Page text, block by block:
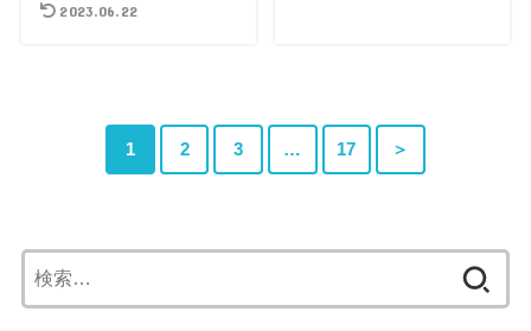
2023.06.22
1 2 3 … 17 ＞
索: